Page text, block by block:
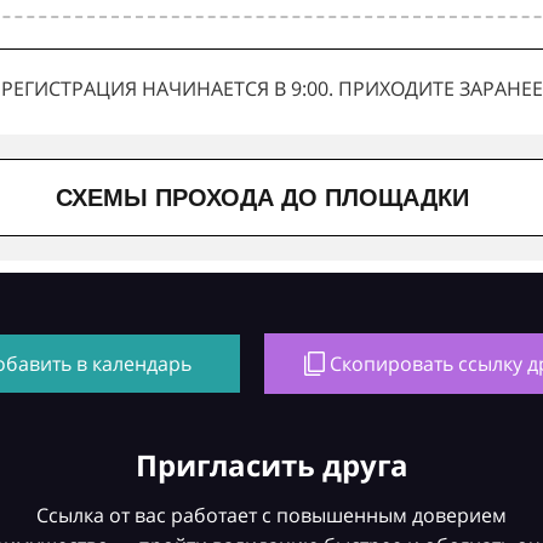
РЕГИСТРАЦИЯ НАЧИНАЕТСЯ В 9:00. ПРИХОДИТЕ ЗАРАНЕЕ
СХЕМЫ ПРОХОДА ДО ПЛОЩАДКИ
в календарь Скопировать ссылку
Пригласить друга
Ссылка от вас работает с повышенным доверием